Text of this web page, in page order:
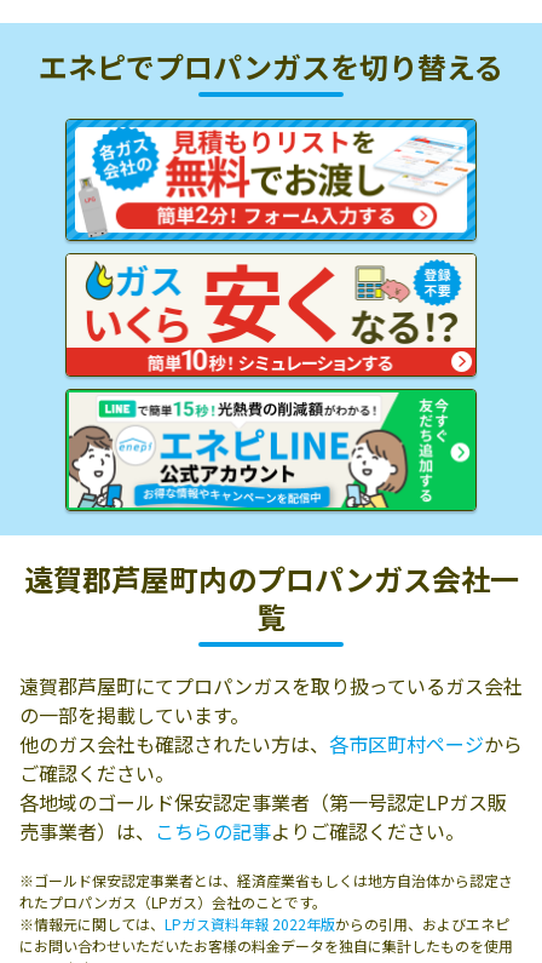
エネピでプロパンガスを切り替える
遠賀郡芦屋町内のプロパンガス会社一
覧
遠賀郡芦屋町にてプロパンガスを取り扱っているガス会社
の一部を掲載しています。
他のガス会社も確認されたい方は、 各市区町村ページから
ご確認ください。
各地域のゴールド保安認定事業者（第一号認定LPガス販
売事業者）は、 こちらの記事よりご確認ください。
※ゴールド保安認定事業者とは、経済産業省もしくは地方自治体から認定さ
れたプロパンガス（LPガス）会社のことです。
※情報元に関しては、 LPガス資料年報 2022年版からの引用、およびエネピ
にお問い合わせいただいたお客様の料金データを独自に集計したものを使用